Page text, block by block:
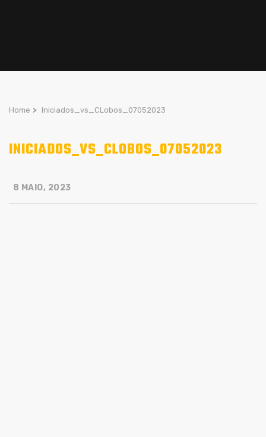
Home > Iniciados_vs_CLobos_07052023
INICIADOS_VS_CLOBOS_07052023
8 MAIO, 2023